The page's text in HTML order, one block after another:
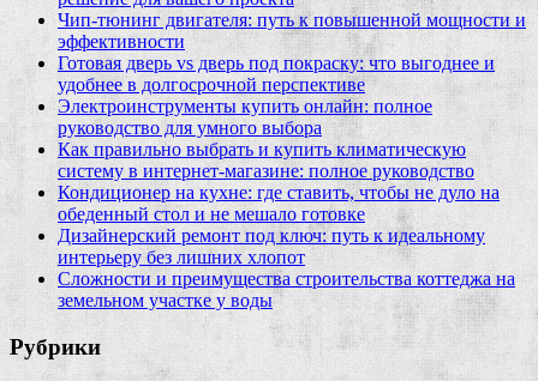
Чип‑тюнинг двигателя: путь к повышенной мощности и
эффективности
Готовая дверь vs дверь под покраску: что выгоднее и
удобнее в долгосрочной перспективе
Электроинструменты купить онлайн: полное
руководство для умного выбора
Как правильно выбрать и купить климатическую
систему в интернет‑магазине: полное руководство
Кондиционер на кухне: где ставить, чтобы не дуло на
обеденный стол и не мешало готовке
Дизайнерский ремонт под ключ: путь к идеальному
интерьеру без лишних хлопот
Сложности и преимущества строительства коттеджа на
земельном участке у воды
Рубрики